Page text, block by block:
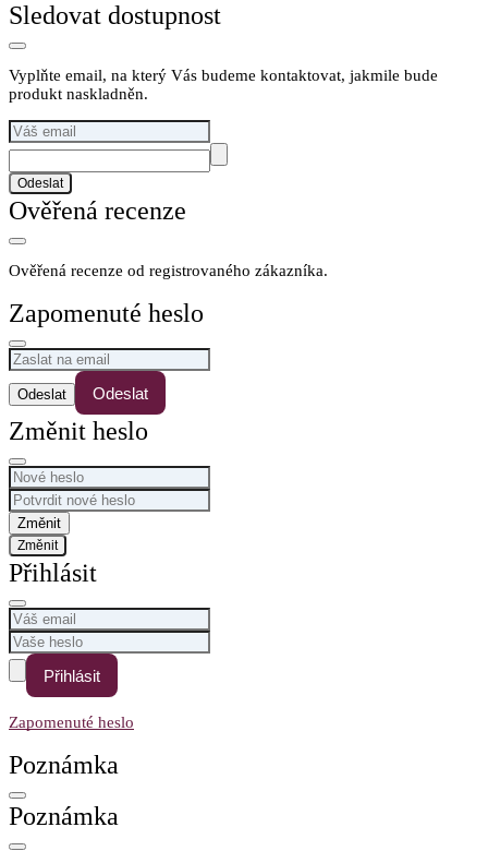
Sledovat dostupnost
Vyplňte email, na který Vás budeme kontaktovat, jakmile bude
produkt naskladněn.
Odeslat
Ověřená recenze
Ověřená recenze od registrovaného zákazníka.
Zapomenuté heslo
Odeslat
Změnit heslo
Změnit
Přihlásit
Přihlásit
Zapomenuté heslo
Poznámka
Poznámka